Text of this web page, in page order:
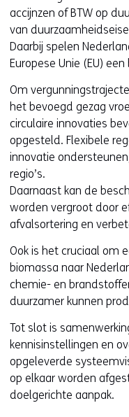
accijnzen of BTW op
van
Daarbij spelen
Europese Unie (EU)
Om
het bevoegd gezag
circulaire innovaties
opgesteld. Flexibele
innovatie
regio’s.
Daarnaast kan de
worden vergroot door
afvalsortering en
Ook is het cruciaal om
biomassa naar
chemie- en
duurzamer kunnen
Tot slot is
kennisinstellingen en
opgeleverde
op elkaar worden
doelgerichte aanpak.